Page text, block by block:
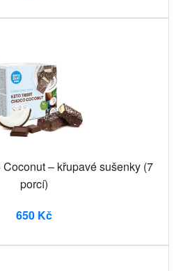
– křupavé sušenky (7
porcí)
650 Kč